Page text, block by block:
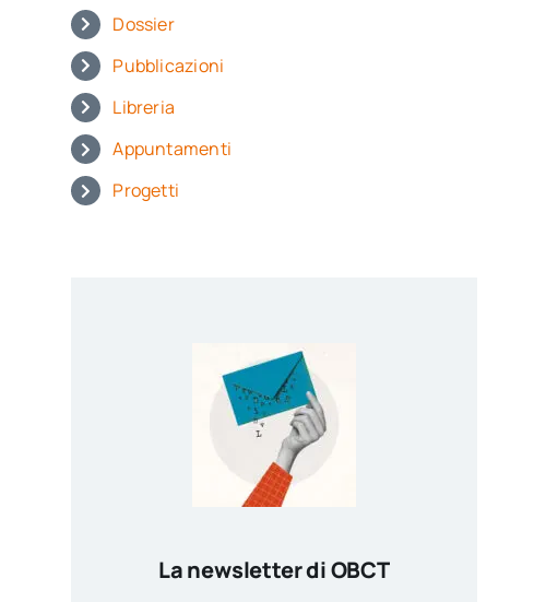
Dossier
Pubblicazioni
Libreria
Appuntamenti
Progetti
La newsletter di OBCT